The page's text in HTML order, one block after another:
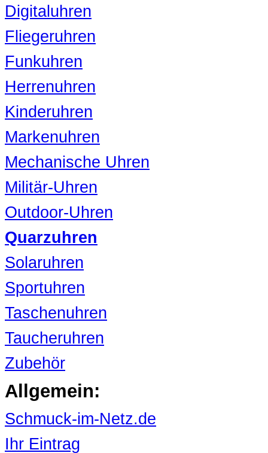
Digitaluhren
Fliegeruhren
Funkuhren
Herrenuhren
Kinderuhren
Markenuhren
Mechanische Uhren
Militär-Uhren
Outdoor-Uhren
Quarzuhren
Solaruhren
Sportuhren
Taschenuhren
Taucheruhren
Zubehör
Allgemein:
Schmuck-im-Netz.de
Ihr Eintrag